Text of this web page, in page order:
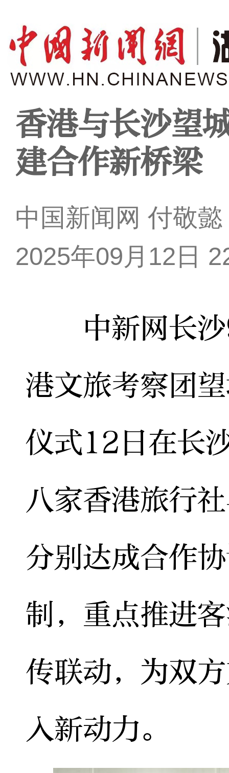
香港与长沙望
建合作新桥梁
中国新闻网 付敬懿
2025年09月12日
中新网长沙
港文旅考察团
仪式12日在长
八家香港旅行
分别达成合作
制，重点推进
传联动，为双
入新动力。